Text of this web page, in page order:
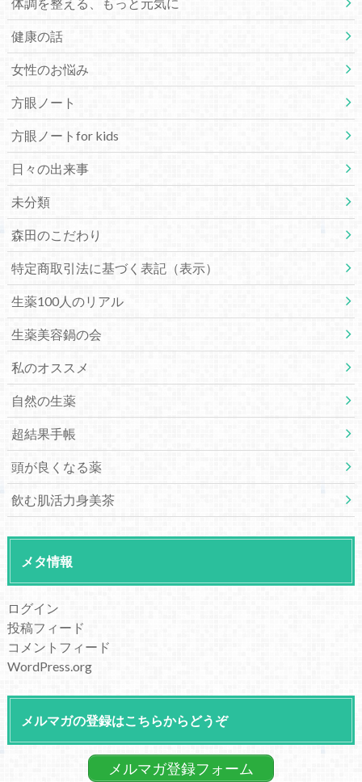
体調を整える、もっと元気に
健康の話
女性のお悩み
方眼ノート
方眼ノートfor kids
日々の出来事
未分類
森田のこだわり
特定商取引法に基づく表記（表示）
生薬100人のリアル
生薬美容鍋の会
私のオススメ
自然の生薬
超結果手帳
頭が良くなる薬
飲む肌活力身美茶
メタ情報
ログイン
投稿フィード
コメントフィード
WordPress.org
メルマガの登録はこちらからどうぞ
メルマガ登録フォーム